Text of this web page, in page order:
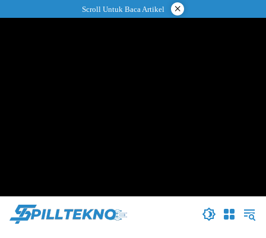
ke
Scroll Untuk Baca Artikel ×